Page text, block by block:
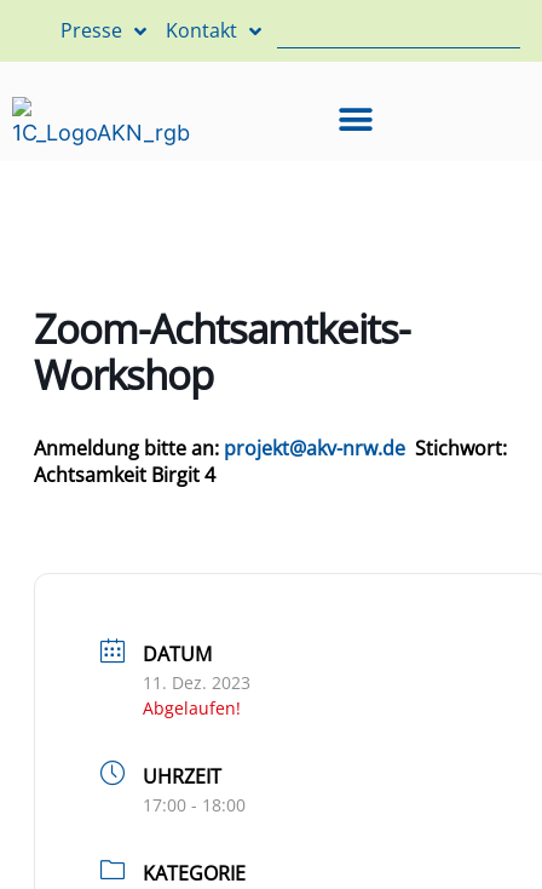
Presse Kontakt
Zoom-Achtsamtkeits-
Workshop
Anmeldung bitte an: projekt@akv-nrw.deStichwort:
Achtsamkeit Birgit 4
DATUM
11. Dez. 2023
Abgelaufen!
UHRZEIT
17:00 - 18:00
KATEGORIE